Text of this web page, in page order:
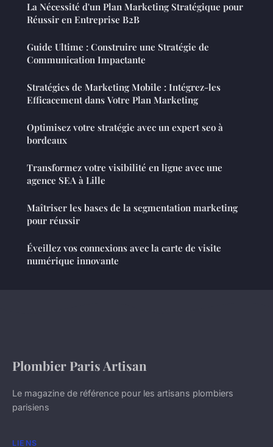
La Nécessité d'un Plan Marketing Stratégique pour
Réussir en Entreprise B2B
Guide Ultime : Construire une Stratégie de
Communication Impactante
Stratégies de Marketing Mobile : Intégrez-les
Efficacement dans Votre Plan Marketing
Optimisez votre stratégie avec un expert seo à
bordeaux
Transformez votre visibilité en ligne avec une
agence SEA à Lille
Maîtriser les bases de la segmentation marketing
pour réussir
Éveillez vos connexions avec la carte de visite
numérique innovante
Plombier Paris Artisan
Le magazine de référence pour les artisans plombiers
parisiens
LIENS